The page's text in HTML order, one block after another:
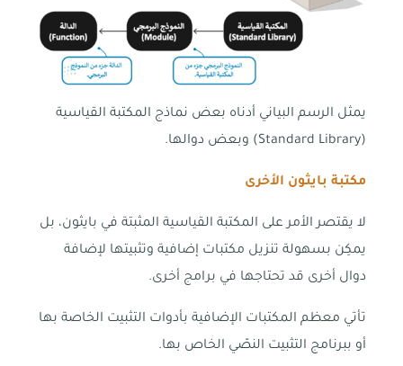
يمثل الرسم البياني أدناه بعض نماذج المكتبة القياسية
(Standard Library) وبعض دوالها.
مكتبة بايثون الأخرى
لا يقتصر الأمر على المكتبة القياسية المثبتة في بايثون، بل
يمكِن بسهولة تنزيل مكتبات إضافية وتثبيتها لإضافة
دوال أخرى قد تحتاجها في برامج أخرى.
تأتي معظم المكتبات الإضافية بأدوات التثبيت الخاصة بها
أو ببرنامج التثبيت النصّي الخاص بها.